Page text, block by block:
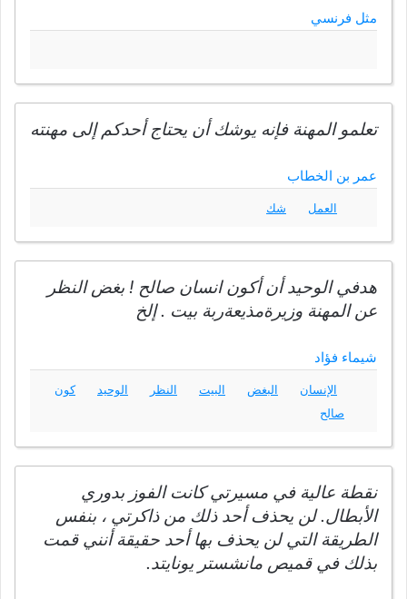
مثل فرنسي
تعلمو المهنة فإنه يوشك أن يحتاج أحدكم إلى مهنته
عمر بن الخطاب
العمل شك
هدفي الوحيد أن أكون انسان صالح ! بغض النظر
عن المهنة وزيرةمذيعةربة بيت . إلخ
شيماء فؤاد
الإنسان البغض البيت النظر الوحيد
كون
صالح
نقطة عالية في مسيرتي كانت الفوز بدوري
الأبطال. لن يحذف أحد ذلك من ذاكرتي ، بنفس
الطريقة التي لن يحذف بها أحد حقيقة أنني قمت
بذلك في قميص مانشستر يونايتد.